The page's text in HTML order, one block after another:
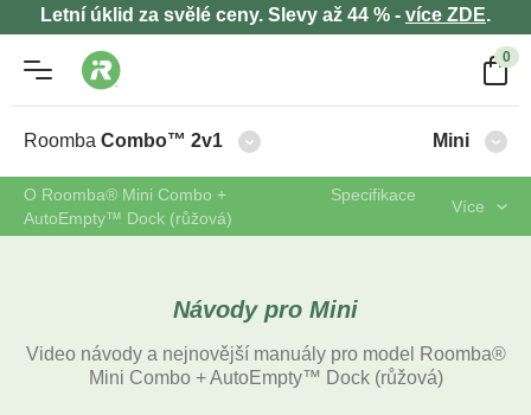
Letní úklid za svělé ceny. Slevy až 44 % - více ZDE.
0
Roomba Combo™ 2v1 Mini
O Roomba® Mini Combo +
AutoEmpty™ Dock (růžová)
Specifikace
Více
Návody pro Mini
Video návody a nejnovější manuály pro model Roomba®
Mini Combo + AutoEmpty™ Dock (růžová)